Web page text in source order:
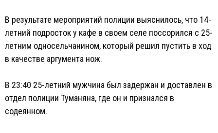
В результате мероприятий полиции выяснилось, что 14-
летний подросток у кафе в своем селе поссорился с 25-
летним односельчанином, который решил пустить в ход
в качестве аргумента нож.
В 23:40 25-летний мужчина был задержан и доставлен в
отдел полиции Туманяна, где он и признался в
содеянном.